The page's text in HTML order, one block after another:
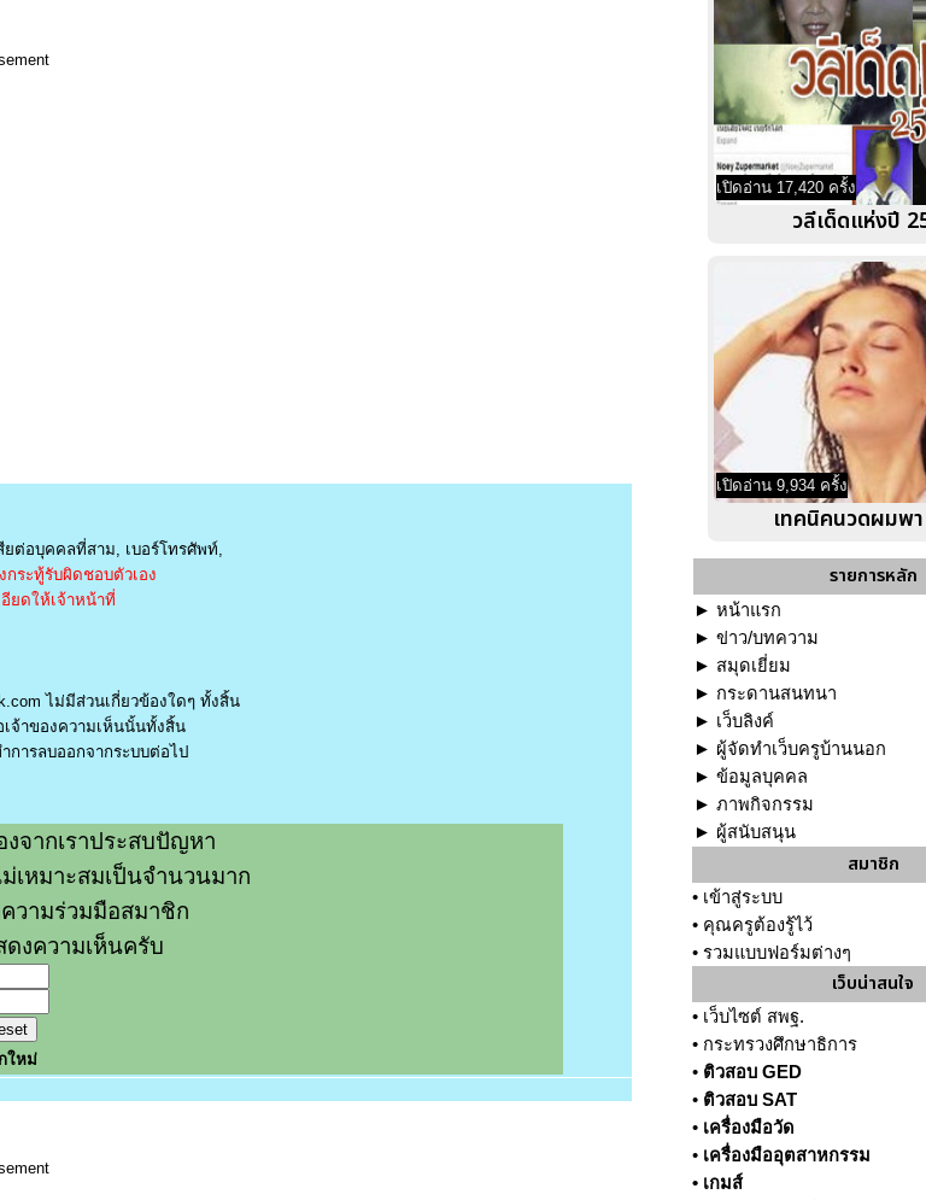
ยต่อบุคคลที่สาม, เบอร์โทรศัพท์,
กระทู้รับผิดชอบตัวเอง
ยดให้เจ้าหน้าที่
ไม่มีส่วนเกี่ยวข้องใดๆ ทั้งสิ้น
จ้าของความเห็นนั้นทั้งสิ้น
การลบออกจากระบบต่อไป
จากเราประสบปัญหา
เหมาะสมเป็นจำนวนมาก
วามร่วมมือสมาชิก
งความเห็นครับ
ใหม่
เปิดอ่าน 17,420 ครั้ง
วลีเด็ดแห่งปี
เปิดอ่าน 9,934 ครั้ง
เทคนิคนวดผมพ
รายการหลัก
► หน้าแรก
► ข่าว/บทความ
► สมุดเยี่ยม
► กระดานสนทนา
► เว็บลิงค์
► ผู้จัดทำเว็บครูบ้านนอก
► ข้อมูลบุคคล
► ภาพกิจกรรม
► ผู้สนับสนุน
สมาชิก
• เข้าสู่ระบบ
• คุณครูต้องรู้ไว้
• รวมแบบฟอร์มต่างๆ
เว็บน่าสนใจ
• เว็บไซต์ สพฐ.
• กระทรวงศึกษาธิการ
• ติวสอบ GED
• ติวสอบ SAT
• เครื่องมือวัด
• เครื่องมืออุตสาหกรรม
• เกมส์